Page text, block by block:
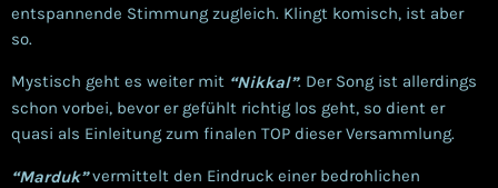
entspannende Stimmung zugleich. Klingt komisch, ist aber
so.
Mystisch geht es weiter mit “Nikkal”. Der Song ist allerdings
schon vorbei, bevor er gefühlt richtig los geht, so dient er
quasi als Einleitung zum finalen TOP dieser Versammlung.
“Marduk”vermittelt den Eindruck einer bedrohlichen